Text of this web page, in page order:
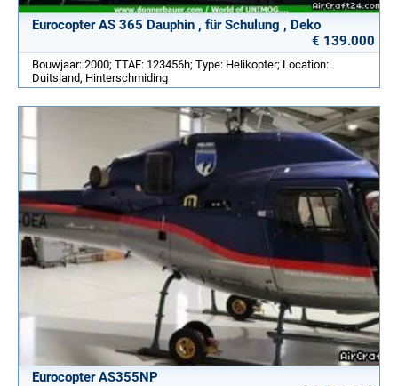
Eurocopter AS 365 Dauphin , für Schulung , Deko
€ 139.000
Bouwjaar: 2000; TTAF: 123456h; Type: Helikopter; Location:
Duitsland, Hinterschmiding
Eurocopter AS355NP